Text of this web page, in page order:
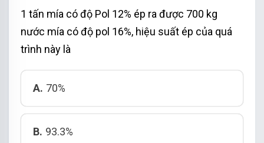
1 tấn mía có độ Pol 12% ép ra được 700 kg
nước mía có độ pol 16%, hiệu suất ép của quá
trình này là
A. 70%
B. 93.3%